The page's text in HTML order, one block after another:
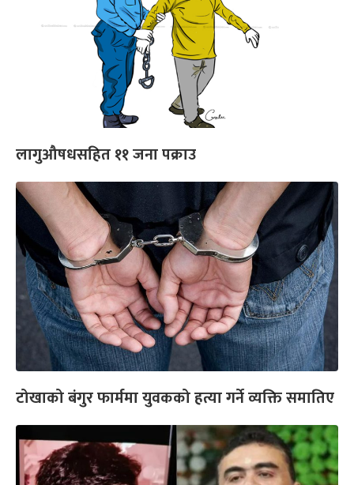
लागुऔषधसहित ११ जना पक्राउ
टोखाको बंगुर फार्ममा युवकको हत्या गर्ने व्यक्ति समातिए